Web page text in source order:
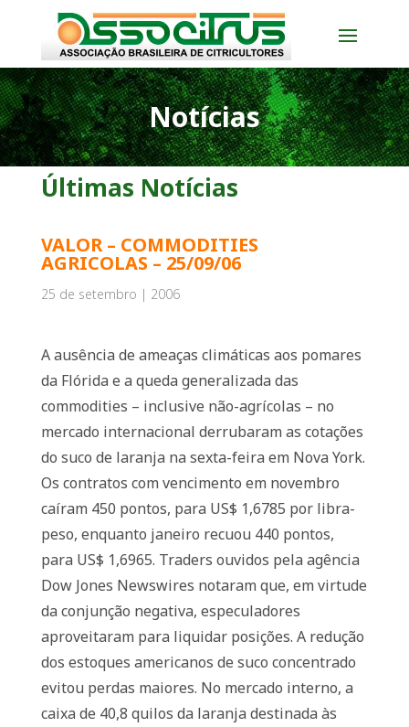
Notícias
Últimas Notícias
VALOR – COMMODITIES
AGRICOLAS – 25/09/06
25 de setembro | 2006
A ausência de ameaças climáticas aos pomares
da Flórida e a queda generalizada das
commodities – inclusive não-agrícolas – no
mercado internacional derrubaram as cotações
do suco de laranja na sexta-feira em Nova York.
Os contratos com vencimento em novembro
caíram 450 pontos, para US$ 1,6785 por libra-
peso, enquanto janeiro recuou 440 pontos,
para US$ 1,6965. Traders ouvidos pela agência
Dow Jones Newswires notaram que, em virtude
da conjunção negativa, especuladores
aproveitaram para liquidar posições. A redução
dos estoques americanos de suco concentrado
evitou perdas maiores. No mercado interno, a
caixa de 40,8 quilos da laranja destinada às